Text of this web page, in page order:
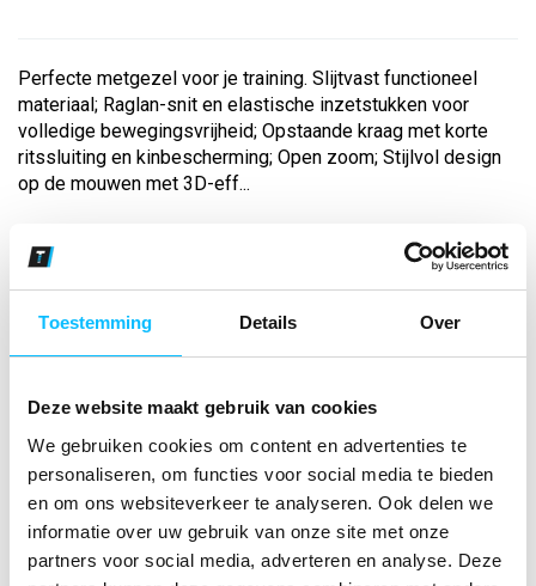
Toestemming Details Over
Deze website maakt gebruik van cookies
We gebruiken cookies om content en advertenties te
personaliseren, om functies voor social media te bieden
en om ons websiteverkeer te analyseren. Ook delen we
informatie over uw gebruik van onze site met onze
partners voor social media, adverteren en analyse. Deze
Perfecte metgezel voor je training. Slijtvast functioneel
materiaal; Raglan-snit en elastische inzetstukken voor
volledige bewegingsvrijheid; Opstaande kraag met korte
ritssluiting en kinbescherming; Open zoom; Stijlvol design
op de mouwen met 3D-eff...
Bekijk andere kleuren
Aantal